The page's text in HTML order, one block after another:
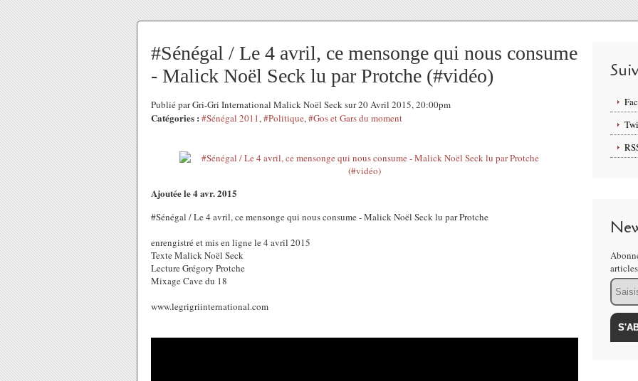
#Sénégal / Le 4 avril, ce mensonge qui nous consume
- Malick Noël Seck lu par Protche (#vidéo)
Publié par Gri-Gri International Malick Noël Seck sur 20 Avril 2015, 20:00pm
Catégories : #Sénégal 2011,#Politique,#Gos et Gars du moment
Ajoutée le 4 avr. 2015
#Sénégal / Le 4 avril, ce mensonge qui nous consume - Malick Noël Seck lu par Protche
enrengistré et mis en ligne le 4 avril 2015
Texte Malick Noël Seck
Lecture Grégory Protche
Mixage Cave du 18
www.legrigriinternational.com
Email